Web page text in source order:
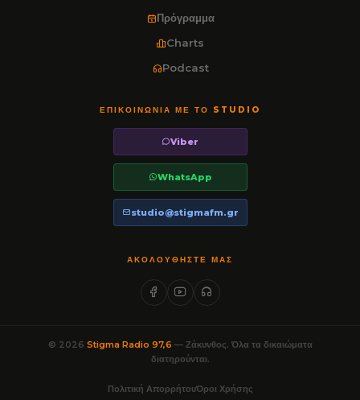
Πρόγραμμα
Charts
Podcast
ΕΠΙΚΟΙΝΩΝΊΑ ΜΕ ΤΟ STUDIO
Viber
WhatsApp
studio@stigmafm.gr
ΑΚΟΛΟΥΘΉΣΤΕ ΜΑΣ
© 2026 Stigma Radio 97,6 — Ζάκυνθος. Όλα τα δικαιώματα
διατηρούνται.
Πολιτική ΑπορρήτουΌροι Χρήσης